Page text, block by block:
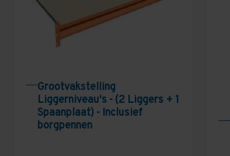
Grootvakstelling
Liggerniveau's - (2 Liggers + 1
Spaanplaat) - Inclusief
borgpennen